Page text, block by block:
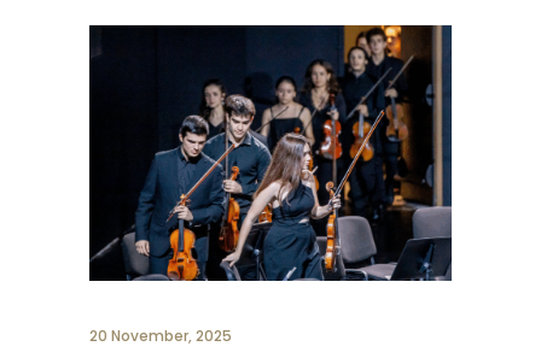
20 November, 2025